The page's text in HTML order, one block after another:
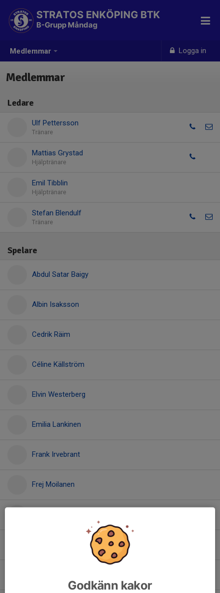
Medlemmar Logga in
STRATOS ENKÖPING BTK
B-Grupp Måndag
Medlemmar
Ledare
Ulf Pettersson
Tränare
Mattias Grystad
Hjälptränare
Emil Tibblin
Hjälptränare
Stefan Blendulf
Tränare
Spelare
Abdul Satar Baigy
Albin Isaksson
Cedrik Räim
Céline Källström
Elvin Westerberg
Emilia Lankinen
Frank Irvebrant
Frej Moilanen
Godkänn kakor